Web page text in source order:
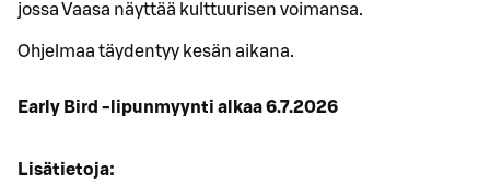
jossa Vaasa näyttää kulttuurisen voimansa.
Ohjelmaa täydentyy kesän aikana.
Early Bird -lipunmyynti alkaa 6.7.2026
Lisätietoja: